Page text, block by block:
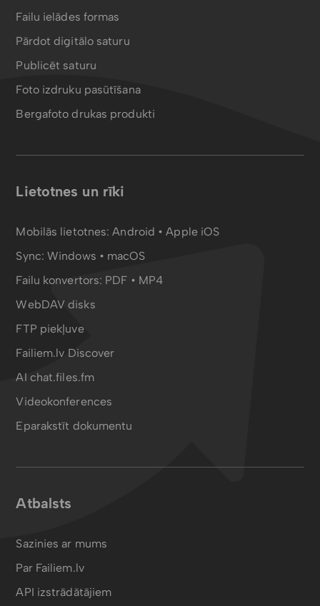
Failu ielādes formas
Pārdot digitālo saturu
Publicēt saturu
Foto izdruku pasūtīšana
Bergafoto drukas produkti
Lietotnes un rīki
Mobilās lietotnes:Android •Apple iOS
Sync:Windows • macOS
Failu konvertors: PDF • MP4
WebDAV disks
FTP piekļuve
Failiem.lv Discover
AI chat.files.fm
Videokonferences
Eparakstīt dokumentu
Atbalsts
Sazinies ar mums
Par Failiem.lv
API izstrādātājiem